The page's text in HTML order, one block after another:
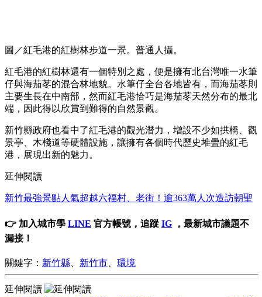
圖／紅毛港的紅樹林步道一景。普通人攝。
紅毛港的紅樹林還有一個特別之處，便是擁有北台灣唯一水筆
仔與海茄苳的混合林地貌。水筆仔全台各地皆有，而海茄苳則
主要生長在中南部，然而紅毛港恰巧是海茄苳天然分布的最北
端，因此得以欣賞到難得的自然景觀。
新竹縣政府也看中了紅毛港的觀光潛力，增設不少如拱橋、觀
景亭、木棧道等硬體設施，讓擁有各個時代歷史堆疊的紅毛
港，展現出新的魅力。
延伸閱讀
新竹最強景點人氣超越六福村、老街！逾363萬人次造訪朝聖
👉 加入城市學 LINE 官方帳號，追蹤 IG ，最新城市議題不
漏接！
關鍵字： 新竹縣、 新竹市、 環境
延伸閱讀